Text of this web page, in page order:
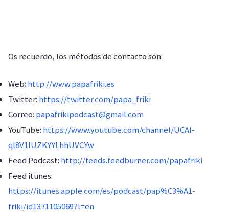
Os recuerdo, los métodos de contacto son:
Web: http://www.papafriki.es
Twitter: https://twitter.com/papa_friki
Correo: papafrikipodcast@gmail.com
YouTube: https://www.youtube.com/channel/UCAl-
ql8V1IUZKYYLhhUVCYw
Feed Podcast: http://feeds.feedburner.com/papafriki
Feed itunes:
https://itunes.apple.com/es/podcast/pap%C3%A1-
friki/id1371105069?l=en